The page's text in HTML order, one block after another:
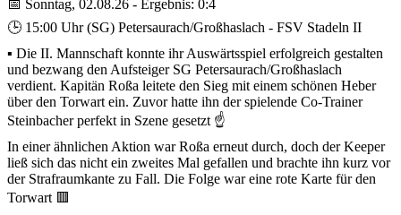
📅 Sonntag, 02.08.26 - Ergebnis: 0:4
🕒 15:00 Uhr (SG) Petersaurach/Großhaslach - FSV Stadeln II
▪️ Die II. Mannschaft konnte ihr Auswärtsspiel erfolgreich gestalten
und bezwang den Aufsteiger SG Petersaurach/Großhaslach
verdient. Kapitän Roßa leitete den Sieg mit einem schönen Heber
über den Torwart ein. Zuvor hatte ihn der spielende Co-Trainer
Steinbacher perfekt in Szene gesetzt ☝️
In einer ähnlichen Aktion war Roßa erneut durch, doch der Keeper
ließ sich das nicht ein zweites Mal gefallen und brachte ihn kurz vor
der Strafraumkante zu Fall. Die Folge war eine rote Karte für den
Torwart 🟥